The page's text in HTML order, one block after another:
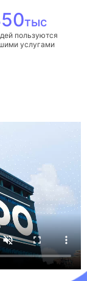
тыс
пользуются
услугами